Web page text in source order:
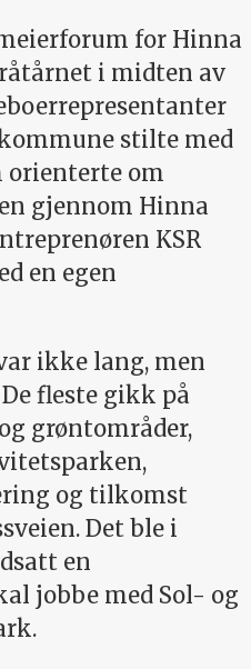
for Hinna
i midten av
stilte med
orienterte om
gjennom Hinna
KSR
en egen
ikke lang, men
De fleste gikk på
grøntområder,
og tilkomst
Det ble i
en
jobbe med Sol- og